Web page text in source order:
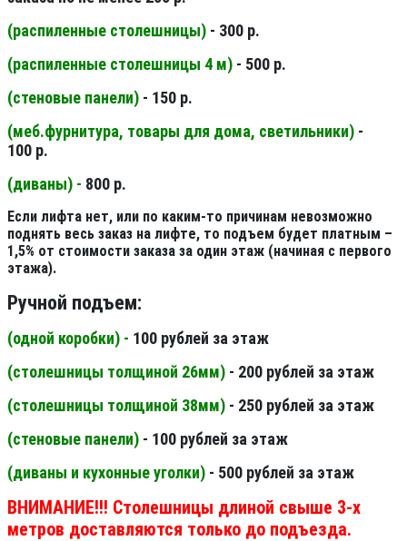
(распиленные столешницы) - 300 р.
(распиленные столешницы 4 м) - 500 р.
(стеновые панели) - 150 р.
(меб.фурнитура, товары для дома, светильники) -
100 р.
(диваны) - 800 р.
Если лифта нет, или по каким-то причинам невозможно
поднять весь заказ на лифте, то подъем будет платным –
1,5% от стоимости заказа за один этаж (начиная с первого
этажа).
Ручной подъем:
(одной коробки) - 100 рублей за этаж
(столешницы толщиной 26мм) - 200 рублей за этаж
(столешницы толщиной 38мм) - 250 рублей за этаж
(стеновые панели) - 100 рублей за этаж
(диваны и кухонные уголки) - 500 рублей за этаж
ВНИМАНИЕ!!! Столешницы длиной свыше 3-х
метров доставляются только до подъезда.